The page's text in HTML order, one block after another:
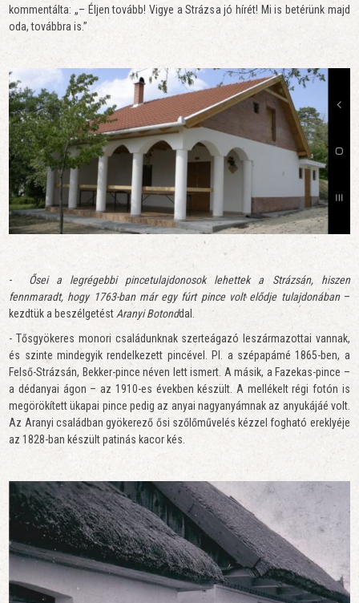
kommentálta: „– Éljen tovább! Vigye a Strázsa jó hírét! Mi is betérünk majd
oda, továbbra is.”
- Ősei a legrégebbi pincetulajdonosok lehettek a Strázsán, hiszen
fennmaradt, hogy 1763-ban már egy fúrt pince volt elődje tulajdonában–
kezdtük a beszélgetést Aranyi Botonddal.
- Tősgyökeres monori családunknak szerteágazó leszármazottai vannak,
és szinte mindegyik rendelkezett pincével. Pl. a szépapámé 1865-ben, a
Felső-Strázsán, Bekker-pince néven lett ismert. A másik, a Fazekas-pince –
a dédanyai ágon – az 1910-es években készült. A mellékelt régi fotón is
megörökített ükapai pince pedig az anyai nagyanyámnak az anyukájáé volt.
Az Aranyi családban gyökerező ősi szőlőművelés kézzel fogható ereklyéje
az 1828-ban készült patinás kacor kés.